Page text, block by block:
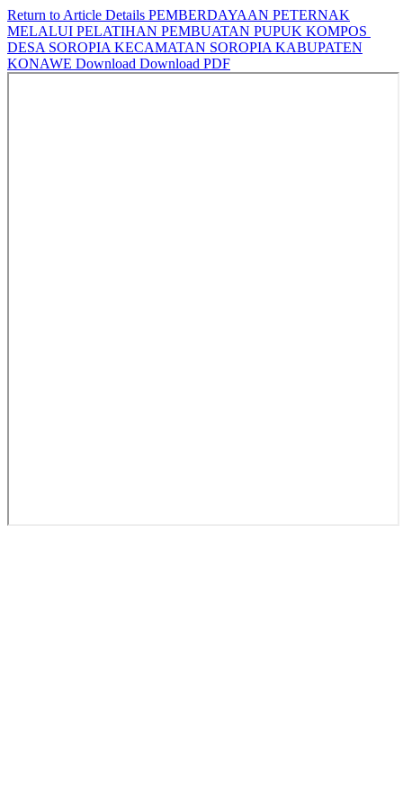
Return to Article Details PEMBERDAYAAN PETERNAK
MELALUI PELATIHAN PEMBUATAN PUPUK KOMPOS
DESA SOROPIA KECAMATAN SOROPIA KABUPATEN
KONAWE Download Download PDF